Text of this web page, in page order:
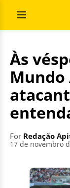
contentOpen
Menu
for:
Às
For Redação
17 de novembro